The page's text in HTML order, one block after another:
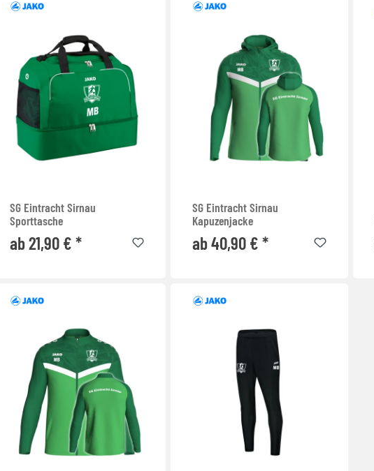
SG Eintracht Sirnau
Sporttasche
ab 21,90 € *
SG Eintracht Sirnau
Kapuzenjacke
ab 40,90 € *